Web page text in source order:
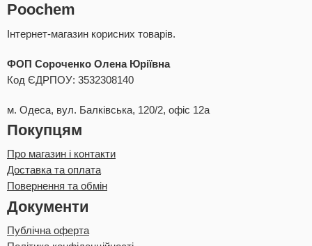
Poochem
Інтернет-магазин корисних товарів.
ФОП Сороченко Олена Юріївна
Код ЄДРПОУ: 3532308140
м. Одеса, вул. Балківська, 120/2, офіс 12а
Покупцям
Про магазин і контакти
Доставка та оплата
Повернення та обмін
Документи
Публічна оферта